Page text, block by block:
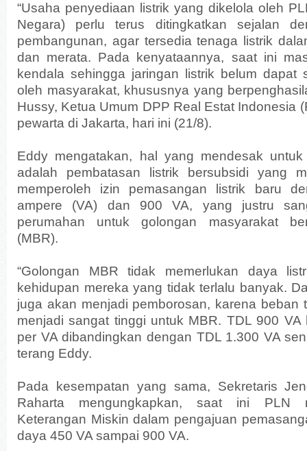
“Usaha penyediaan listrik yang dikelola oleh
Negara) perlu terus ditingkatkan sejalan
pembangunan, agar tersedia tenaga listrik
dan merata. Pada kenyataannya, saat ini
kendala sehingga jaringan listrik belum dapat
oleh masyarakat, khususnya yang
Hussy, Ketua Umum DPP Real Estat Indonesia
pewarta di Jakarta, hari ini (21/8).
Eddy mengatakan, hal yang mendesak
adalah pembatasan listrik bersubsidi yang
memperoleh izin pemasangan listrik baru
ampere (VA) dan 900 VA, yang justru
perumahan untuk golongan masyarakat
(MBR).
“Golongan MBR tidak memerlukan daya
kehidupan mereka yang tidak terlalu banyak.
juga akan menjadi pemborosan, karena beban
menjadi sangat tinggi untuk MBR. TDL 900
per VA dibandingkan dengan TDL 1.300 VA
terang Eddy.
Pada kesempatan yang sama, Sekretaris
Raharta mengungkapkan, saat ini PLN
Keterangan Miskin dalam pengajuan
daya 450 VA sampai 900 VA.